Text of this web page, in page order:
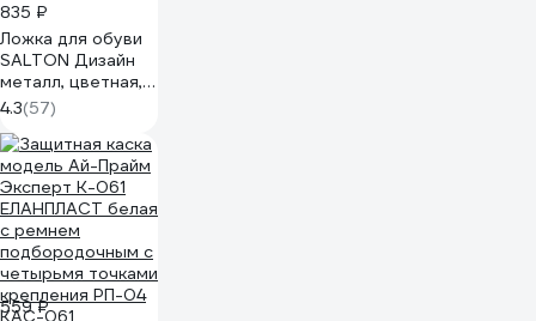
835 ₽
Ложка для обуви
SALTON Дизайн
металл, цветная,
большая 6/72
2017 5050
4.3(57)
559 ₽